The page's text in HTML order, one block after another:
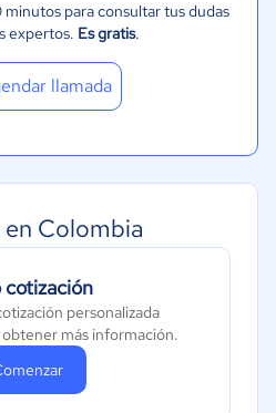
minutos para consultar tus dudas
expertos. Es gratis.
llamada
Colombia
cotización
personalizada
más información.